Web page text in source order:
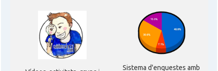
Sistema d'enquestes amb